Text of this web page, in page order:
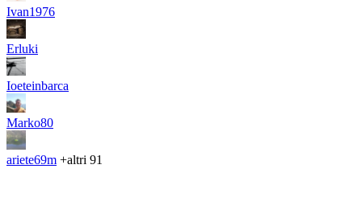
Ivan1976
Erluki
Ioeteinbarca
Marko80
ariete69m +altri 91